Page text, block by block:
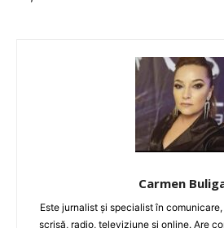
Carmen
Este jurnalist și specialist în
scrisă, radio, televiziune și online. Are